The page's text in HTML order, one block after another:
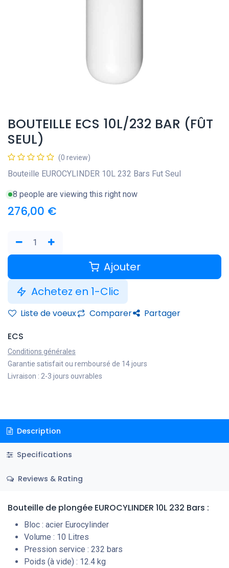
BOUTEILLE ECS 10L/232 BAR (FÛT
SEUL)
(0 review)
Bouteille EUROCYLINDER 10L 232 Bars Fut Seul
8 people are viewing this right now
276,00 €
Ajouter
Achetez en 1-Clic
Liste de voeux Comparer
Partager
ECS
Conditions générales
Garantie satisfait ou remboursé de 14 jours
Livraison : 2-3 jours ouvrables
Description
Specifications
Reviews & Rating
Bouteille de plongée EUROCYLINDER 10L 232 Bars :
Bloc : acier Eurocylinder
Volume : 10 Litres
Pression service : 232 bars
Poids (à vide) : 12.4 kg